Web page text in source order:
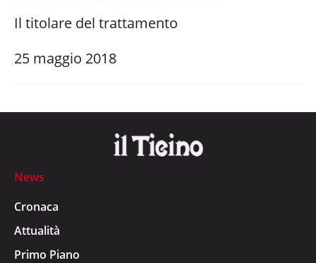
Il titolare del trattamento
25 maggio 2018
News
Cronaca
Attualità
Primo Piano